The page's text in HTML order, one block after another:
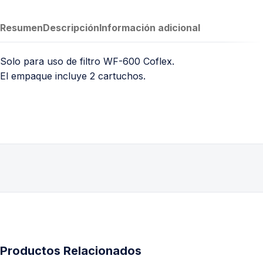
ResumenDescripciónInformación adicional
Solo para uso de filtro WF-600 Coflex.
El empaque incluye 2 cartuchos.
Productos Relacionados